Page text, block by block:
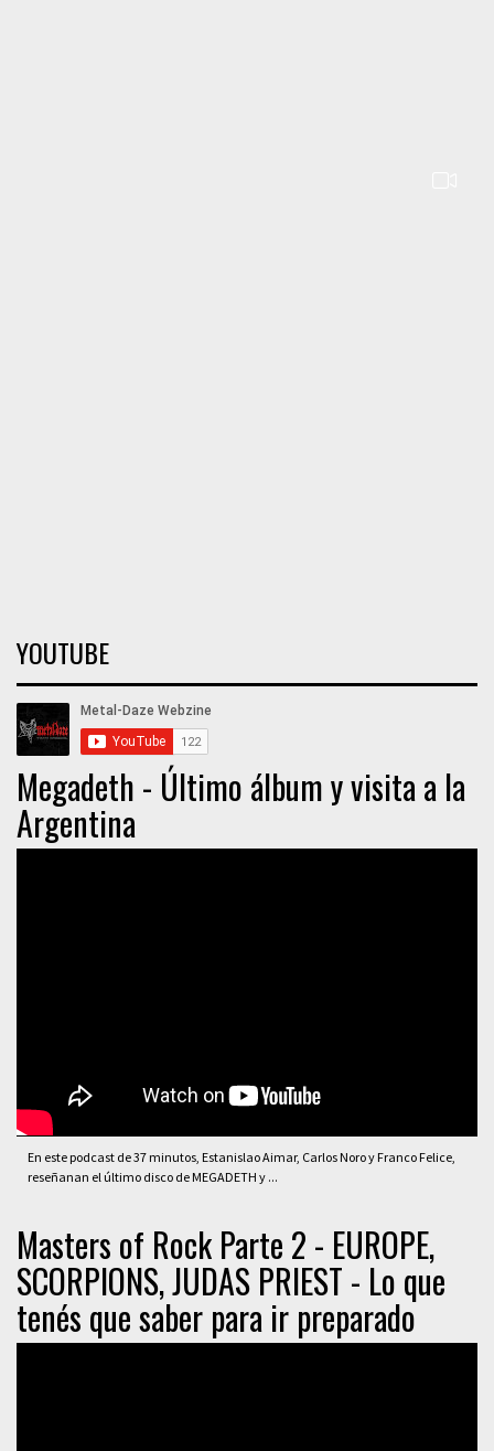
YOUTUBE
Megadeth - Último álbum y visita a la
Argentina
En este podcast de 37 minutos, Estanislao Aimar, Carlos Noro y Franco Felice,
reseñanan el último disco de MEGADETH y ...
Masters of Rock Parte 2 - EUROPE,
SCORPIONS, JUDAS PRIEST - Lo que
tenés que saber para ir preparado